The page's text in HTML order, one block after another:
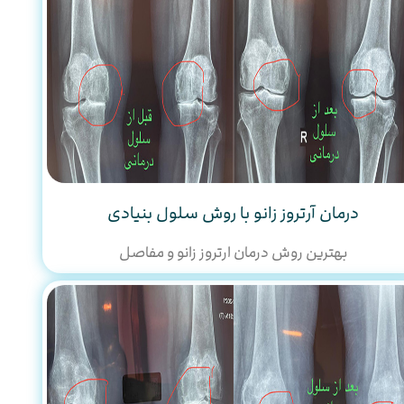
درمان آرتروز زانو با روش سلول بنیادی
بهترین روش درمان ارتروز زانو و مفاصل